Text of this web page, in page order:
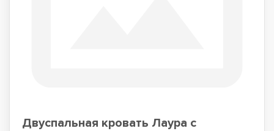
Двуспальная кровать Лаура с